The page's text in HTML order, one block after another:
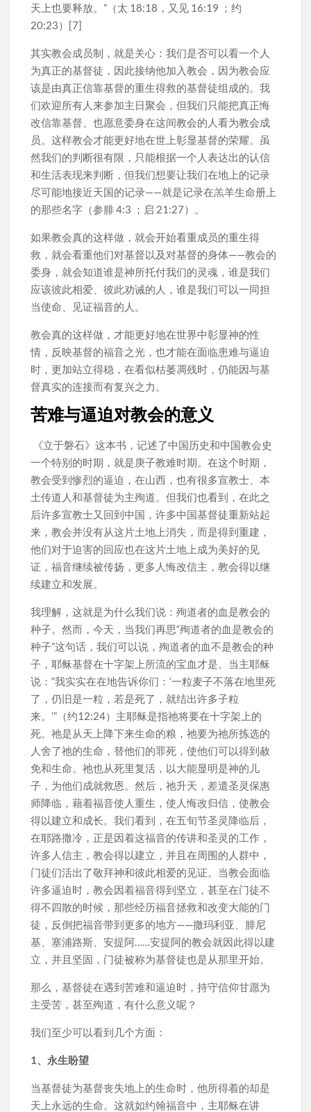
天上也要释放。”（太 18:18，又见 16:19 ；约
20:23）[7]
其实教会成员制，就是关心：我们是否可以看一个人
为真正的基督徒，因此接纳他加入教会，因为教会应
该是由真正信靠基督的重生得救的基督徒组成的。我
们欢迎所有人来参加主日聚会，但我们只能把真正悔
改信靠基督、也愿意委身在这间教会的人看为教会成
员。这样教会才能更好地在世上彰显基督的荣耀。虽
然我们的判断很有限，只能根据一个人表达出的认信
和生活表现来判断，但我们想要让我们在地上的记录
尽可能地接近天国的记录——就是记录在羔羊生命册上
的那些名字（参腓 4:3 ；启 21:27）。
如果教会真的这样做，就会开始看重成员的重生得
救，就会看重他们对基督以及对基督的身体——教会的
委身，就会知道谁是神所托付我们的灵魂，谁是我们
应该彼此相爱、彼此劝诫的人，谁是我们可以一同担
当使命、见证福音的人。
教会真的这样做，才能更好地在世界中彰显神的性
情，反映基督的福音之光，也才能在面临患难与逼迫
时，更加站立得稳，在看似枯萎凋残时，仍能因与基
督真实的连接而有复兴之力。
苦难与逼迫对教会的意义
《立于磐石》这本书，记述了中国历史和中国教会史
一个特别的时期，就是庚子教难时期。在这个时期，
教会受到惨烈的逼迫，在山西，也有很多宣教士、本
土传道人和基督徒为主殉道。但我们也看到，在此之
后许多宣教士又回到中国，许多中国基督徒重新站起
来，教会并没有从这片土地上消失，而是得到重建，
他们对于迫害的回应也在这片土地上成为美好的见
证，福音继续被传扬，更多人悔改信主，教会得以继
续建立和发展。
我理解，这就是为什么我们说：殉道者的血是教会的
种子。然而，今天，当我们再思“殉道者的血是教会的
种子”这句话，我们可以说，殉道者的血不是教会的种
子，耶稣基督在十字架上所流的宝血才是。当主耶稣
说：“我实实在在地告诉你们：‘一粒麦子不落在地里死
了，仍旧是一粒，若是死了，就结出许多子粒
来。’”（约12:24）主耶稣是指祂将要在十字架上的
死。祂是从天上降下来生命的粮，祂要为祂所拣选的
人舍了祂的生命，替他们的罪死，使他们可以得到赦
免和生命。祂也从死里复活，以大能显明是神的儿
子，为他们成就救恩。然后，祂升天，差遣圣灵保惠
师降临，藉着福音使人重生，使人悔改归信，使教会
得以建立和成长。我们看到，在五旬节圣灵降临后，
在耶路撒冷，正是因着这福音的传讲和圣灵的工作，
许多人信主，教会得以建立，并且在周围的人群中，
门徒们活出了敬拜神和彼此相爱的见证。当教会面临
许多逼迫时，教会因着福音得到坚立，甚至在门徒不
得不四散的时候，那些经历福音拯救和改变大能的门
徒，反倒把福音带到更多的地方——撒玛利亚、腓尼
基、塞浦路斯、安提阿……安提阿的教会就因此得以建
立，并且坚固，门徒被称为基督徒也是从那里开始。
那么，基督徒在遇到苦难和逼迫时，持守信仰甘愿为
主受苦，甚至殉道，有什么意义呢？
我们至少可以看到几个方面：
1、永生盼望
当基督徒为基督丧失地上的生命时，他所得着的却是
天上永远的生命。这就如约翰福音中，主耶稣在讲